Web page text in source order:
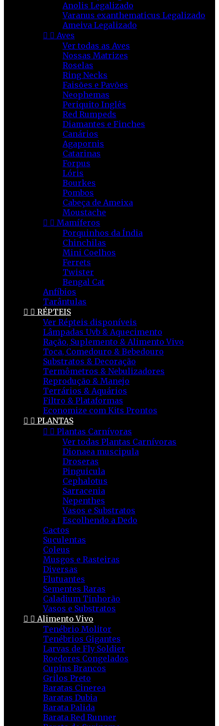
Anolis Legalizado
Varanus exanthematicus Legalizado
Ameiva Legalizado
  Aves
Ver todas as Aves
Nossas Matrizes
Roselas
Ring Necks
Faisões e Pavões
Neophemas
Periquito Inglês
Red Rumpeds
Diamantes e Finches
Canários
Agapornis
Catarinas
Forpus
Lóris
Bourkes
Pombos
Cabeça de Ameixa
Moustache
  Mamíferos
Porquinhos da Índia
Chinchilas
Mini Coelhos
Ferrets
Twister
Bengal Cat
Anfíbios
Tarântulas
  RÉPTEIS
Ver Répteis disponíveis
Lâmpadas Uvb & Aquecimento
Ração, Suplemento & Alimento Vivo
Toca, Comedouro & Bebedouro
Substratos & Decoração
Termômetros & Nebulizadores
Reprodução & Manejo
Terrários & Aquários
Filtro & Plataformas
Economize com Kits Prontos
  PLANTAS
  Plantas Carnívoras
Ver todas Plantas Carnívoras
Dionaea muscipula
Droseras
Pinguicula
Cephalotus
Sarracenia
Nepenthes
Vasos e Substratos
Escolhendo a Dedo
Cactos
Suculentas
Coleus
Musgos e Rasteiras
Diversas
Flutuantes
Sementes Raras
Caladium Tinhorão
Vasos e Substratos
  Alimento Vivo
Tenébrio Molitor
Tenébrios Gigantes
Larvas de Fly Soldier
Roedores Congelados
Cupins Brancos
Grilos Preto
Baratas Cinerea
Baratas Dubia
Barata Palida
Barata Red Runner